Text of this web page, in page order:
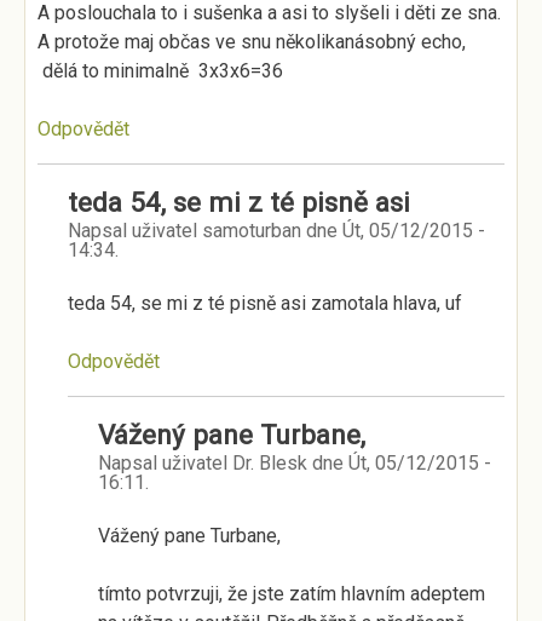
A poslouchala to i sušenka a asi to slyšeli i děti ze sna.
A protože maj občas ve snu několikanásobný echo,
dělá to minimalně 3x3x6=36
Odpovědět
teda 54, se mi z té pisně asi
Napsal uživatel samoturban dne Út, 05/12/2015 -
14:34.
teda 54, se mi z té pisně asi zamotala hlava, uf
Odpovědět
Vážený pane Turbane,
Napsal uživatel Dr. Blesk dne Út, 05/12/2015 -
16:11.
Vážený pane Turbane,
tímto potvrzuji, že jste zatím hlavním adeptem